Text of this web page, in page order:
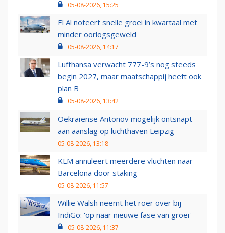
05-08-2026, 15:25
El Al noteert snelle groei in kwartaal met
minder oorlogsgeweld
05-08-2026, 14:17
Lufthansa verwacht 777-9’s nog steeds
begin 2027, maar maatschappij heeft ook
plan B
05-08-2026, 13:42
Oekraïense Antonov mogelijk ontsnapt
aan aanslag op luchthaven Leipzig
05-08-2026, 13:18
KLM annuleert meerdere vluchten naar
Barcelona door staking
05-08-2026, 11:57
Willie Walsh neemt het roer over bij
IndiGo: 'op naar nieuwe fase van groei'
05-08-2026, 11:37